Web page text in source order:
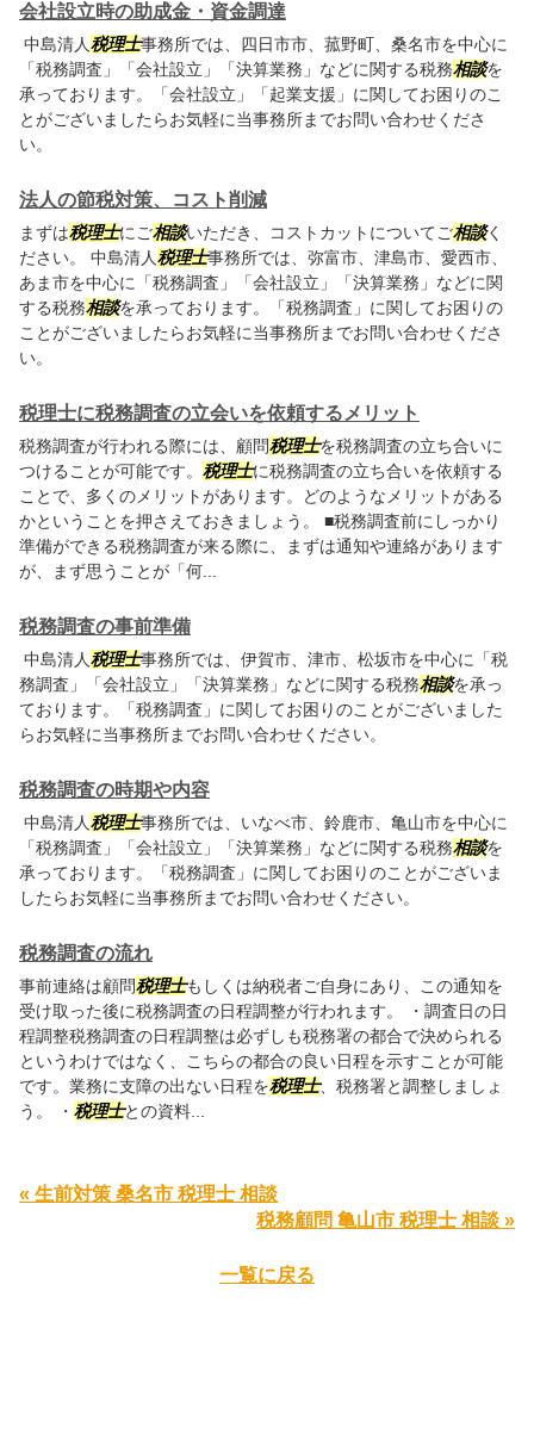
会社設立時の助成金・資金調達
中島清人税理士事務所では、四日市市、菰野町、桑名市を中心に
「税務調査」「会社設立」「決算業務」などに関する税務相談を
承っております。「会社設立」「起業支援」に関してお困りのこ
とがございましたらお気軽に当事務所までお問い合わせくださ
い。
法人の節税対策、コスト削減
まずは税理士にご相談いただき、コストカットについてご相談く
ださい。 中島清人税理士事務所では、弥富市、津島市、愛西市、
あま市を中心に「税務調査」「会社設立」「決算業務」などに関
する税務相談を承っております。「税務調査」に関してお困りの
ことがございましたらお気軽に当事務所までお問い合わせくださ
い。
税理士に税務調査の立会いを依頼するメリット
税務調査が行われる際には、顧問税理士を税務調査の立ち合いに
つけることが可能です。 税理士に税務調査の立ち合いを依頼する
ことで、多くのメリットがあります。どのようなメリットがある
かということを押さえておきましょう。 ■税務調査前にしっかり
準備ができる税務調査が来る際に、まずは通知や連絡があります
が、まず思うことが「何...
税務調査の事前準備
中島清人税理士事務所では、伊賀市、津市、松坂市を中心に「税
務調査」「会社設立」「決算業務」などに関する税務相談を承っ
ております。「税務調査」に関してお困りのことがございました
らお気軽に当事務所までお問い合わせください。
税務調査の時期や内容
中島清人税理士事務所では、いなべ市、鈴鹿市、亀山市を中心に
「税務調査」「会社設立」「決算業務」などに関する税務相談を
承っております。「税務調査」に関してお困りのことがございま
したらお気軽に当事務所までお問い合わせください。
税務調査の流れ
事前連絡は顧問税理士もしくは納税者ご自身にあり、この通知を
受け取った後に税務調査の日程調整が行われます。 ・調査日の日
程調整税務調査の日程調整は必ずしも税務署の都合で決められる
というわけではなく、こちらの都合の良い日程を示すことが可能
です。業務に支障の出ない日程を税理士、税務署と調整しましょ
う。 ・ 税理士との資料...
« 生前対策 桑名市 税理士 相談
税務顧問 亀山市 税理士 相談 »
一覧に戻る